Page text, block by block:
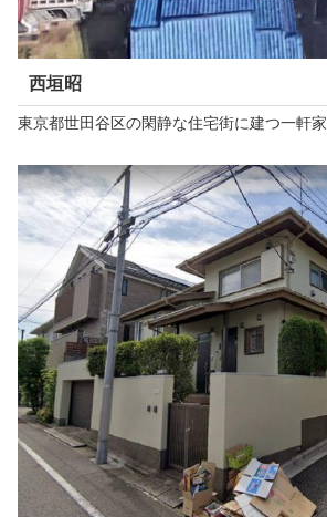
西垣昭
東京都世田谷区の閑静な住宅街に建つ一軒家